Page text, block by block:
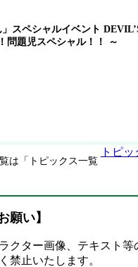
」スペシャルイベント
問題児スペシャル！！ ～
は「トピックス一覧
トピ
願い】
クター画像、テキスト
禁止いたします。